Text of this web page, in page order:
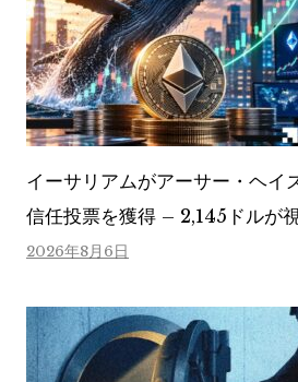
イーサリアムがアーサー・ヘイ
信任投票を獲得 – 2,145ドルが
2026年8月6日